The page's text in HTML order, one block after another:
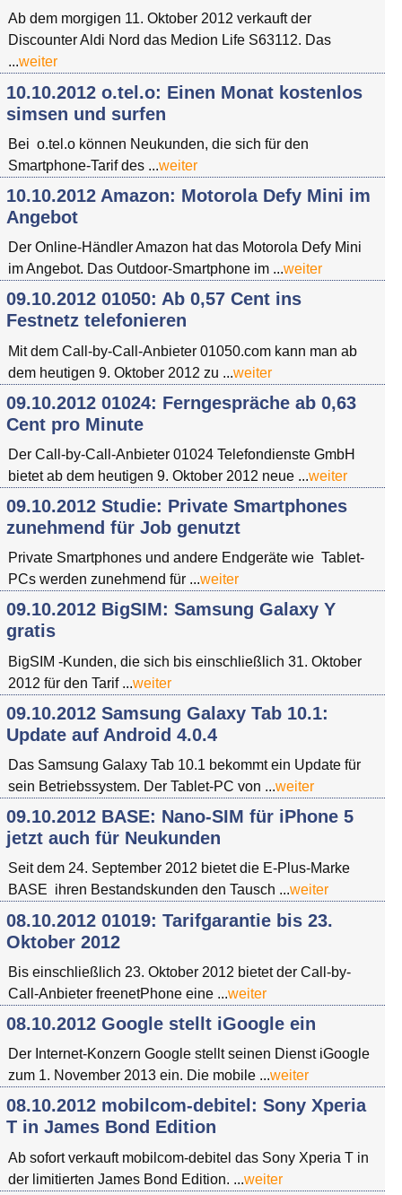
Ab dem morgigen 11. Oktober 2012 verkauft der
Discounter Aldi Nord das Medion Life S63112. Das
...weiter
10.10.2012 o.tel.o: Einen Monat kostenlos
simsen und surfen
Bei o.tel.o können Neukunden, die sich für den
Smartphone-Tarif des ...weiter
10.10.2012 Amazon: Motorola Defy Mini im
Angebot
Der Online-Händler Amazon hat das Motorola Defy Mini
im Angebot. Das Outdoor-Smartphone im ...weiter
09.10.2012 01050: Ab 0,57 Cent ins
Festnetz telefonieren
Mit dem Call-by-Call-Anbieter 01050.com kann man ab
dem heutigen 9. Oktober 2012 zu ...weiter
09.10.2012 01024: Ferngespräche ab 0,63
Cent pro Minute
Der Call-by-Call-Anbieter 01024 Telefondienste GmbH
bietet ab dem heutigen 9. Oktober 2012 neue ...weiter
09.10.2012 Studie: Private Smartphones
zunehmend für Job genutzt
Private Smartphones und andere Endgeräte wie Tablet-
PCs werden zunehmend für ...weiter
09.10.2012 BigSIM: Samsung Galaxy Y
gratis
BigSIM -Kunden, die sich bis einschließlich 31. Oktober
2012 für den Tarif ...weiter
09.10.2012 Samsung Galaxy Tab 10.1:
Update auf Android 4.0.4
Das Samsung Galaxy Tab 10.1 bekommt ein Update für
sein Betriebssystem. Der Tablet-PC von ...weiter
09.10.2012 BASE: Nano-SIM für iPhone 5
jetzt auch für Neukunden
Seit dem 24. September 2012 bietet die E-Plus-Marke
BASE ihren Bestandskunden den Tausch ...weiter
08.10.2012 01019: Tarifgarantie bis 23.
Oktober 2012
Bis einschließlich 23. Oktober 2012 bietet der Call-by-
Call-Anbieter freenetPhone eine ...weiter
08.10.2012 Google stellt iGoogle ein
Der Internet-Konzern Google stellt seinen Dienst iGoogle
zum 1. November 2013 ein. Die mobile ...weiter
08.10.2012 mobilcom-debitel: Sony Xperia
T in James Bond Edition
Ab sofort verkauft mobilcom-debitel das Sony Xperia T in
der limitierten James Bond Edition. ...weiter